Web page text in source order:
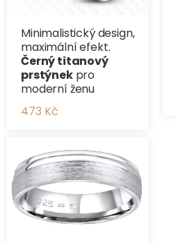
Minimalistický design,
maximální efekt.
Černý titanový
prstýnekpro
moderní ženu
473 Kč